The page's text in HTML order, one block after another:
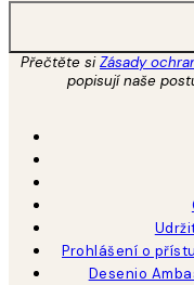
Přečtěte siZásady
popisují naše
Prohlášení o
Desenio